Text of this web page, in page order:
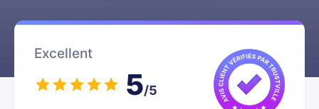
Excellent
5/5